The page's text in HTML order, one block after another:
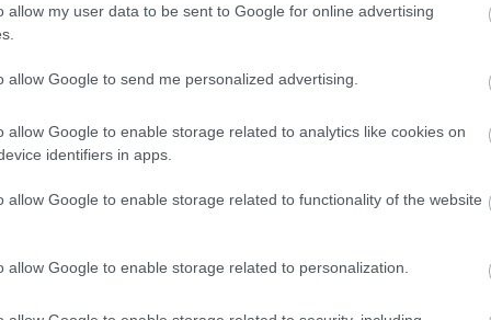
allow my user data to be sent to Google for online advertising
allow Google to send me personalized advertising.
allow Google to enable storage related to analytics like cookies on
identifiers in apps.
allow Google to enable storage related to functionality of the website
allow Google to enable storage related to personalization.
Ταμείο, με κύκλο αναπλήρωσης των πόρων του
τα τέλη Νοεμβρίου για την επόμενη περίοδο.
«να σωθούν ως και 23 εκατομμύρια ζωές στη
περιόδου 2027-2029», σημείωσε η οργάνωση σε
της.